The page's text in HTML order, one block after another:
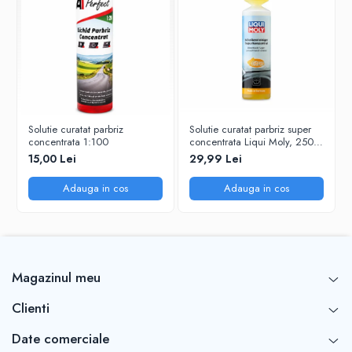
Soluţia se va dilua cu apă în funcţie de concentraţia
Tabel de diluţie :
Substanţă activă                         Apă
1 parte                                      2 părţi
1 parte                                      1 parte
pură                                           -
Solutie curatat parbriz
concentrata 1:100
15,00 Lei
Adauga in cos
Solutie curatat parbriz super
concentrata Liqui Moly, 250
ml
29,99 Lei
Adauga in cos
Magazinul meu
Clienti
Date comerciale